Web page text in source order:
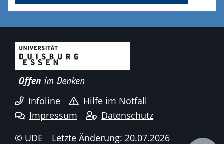
Infoline
Hilfe im Notfall
Impressum
Datenschutz
© UDE
Letzte Änderung: 20.07.2026